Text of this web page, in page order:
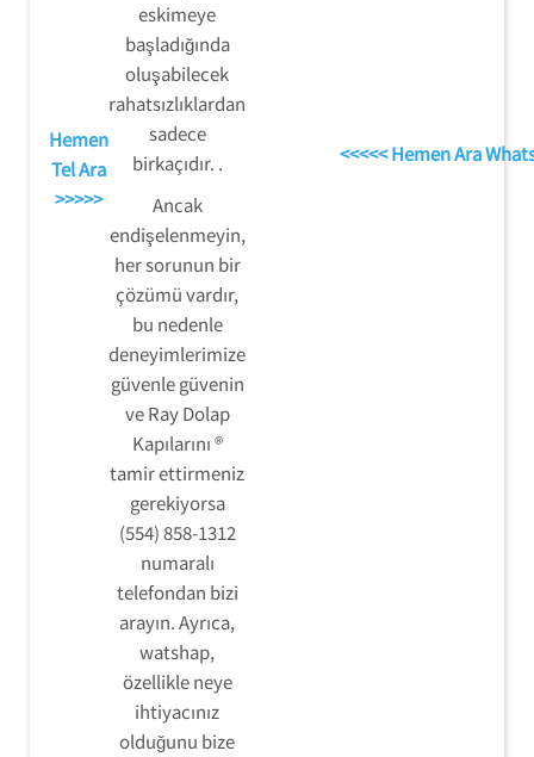
Hemen
Tel Ara
>>>>>
eskimeye
başladığında
oluşabilecek
rahatsızlıklardan
sadece
birkaçıdır. .
Ancak
endişelenmeyin,
her sorunun bir
çözümü vardır,
bu nedenle
deneyimlerimize
güvenle güvenin
ve Ray Dolap
Kapılarını ®
tamir ettirmeniz
gerekiyorsa
(554) 858-1312
numaralı
telefondan bizi
arayın. Ayrıca,
watshap,
özellikle neye
ihtiyacınız
olduğunu bize
<<<<< Hemen Ara